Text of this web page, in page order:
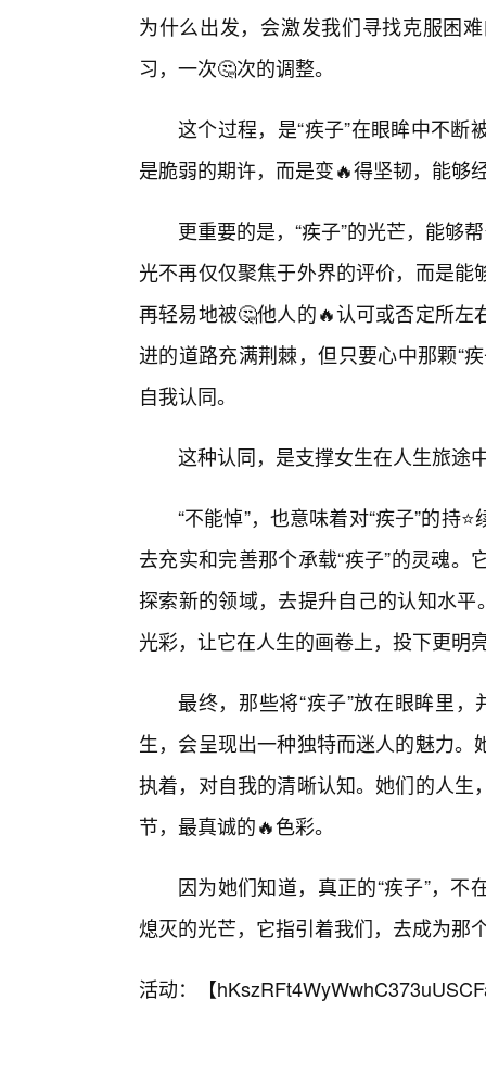
为什么出发，会激发我们寻找克服困
习，一次🤔次的调整。
这个过程，是“疾子”在眼眸中不
是脆弱的期许，而是变🔥得坚韧，能够
更重要的是，“疾子”的光芒，能够
光不再仅仅聚焦于外界的评价，而是
再轻易地被🤔他人的🔥认可或否定所
进的道路充满荆棘，但只要心中那颗“
自我认同。
这种认同，是支撑女生在人生旅途
“不能悼”，也意味着对“疾子”的持
去充实和完善那个承载“疾子”的灵魂
探索新的领域，去提升自己的认知水
光彩，让它在人生的画卷上，投下更明
最终，那些将“疾子”放在眼眸里
生，会呈现出一种独特而迷人的魅力
执着，对自我的清晰认知。她们的人
节，最真诚的🔥色彩。
因为她们知道，真正的“疾子”，
熄灭的光芒，它指引着我们，去成为那
活动：【